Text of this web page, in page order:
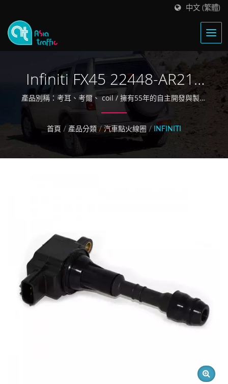
中文 (繁體)
Infiniti FX45 22448-AR215
點火線圈
產品別稱：考耳、考爾、 coil / 擁有55年的自主開發與製造
的經驗
首頁 / 產品分類 / 汽車點火線圈 / INFINITI